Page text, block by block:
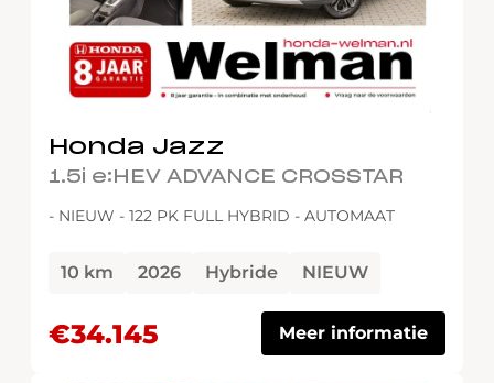
Honda Jazz
1.5i e:HEV ADVANCE CROSSTAR
- NIEUW - 122 PK FULL HYBRID - AUTOMAAT
10 km 2026 Hybride NIEUW
€34.145 Meer informatie